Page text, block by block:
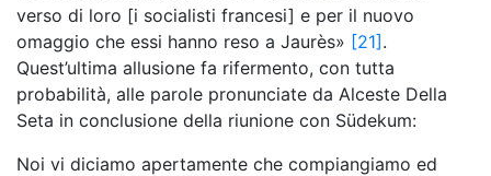
verso di loro [i socialisti francesi] e per il nuovo
omaggio che essi hanno reso a Jaurès» [21].
Quest’ultima allusione fa rifermento, con tutta
probabilità, alle parole pronunciate da Alceste Della
Seta in conclusione della riunione con Südekum:
Noi vi diciamo apertamente che compiangiamo ed